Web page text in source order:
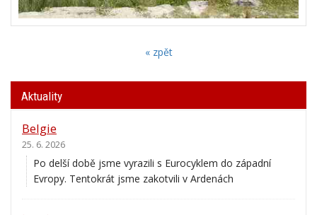
« zpět
Aktuality
Belgie
25. 6. 2026
Po delší době jsme vyrazili s Eurocyklem do západní
Evropy. Tentokrát jsme zakotvili v Ardenách